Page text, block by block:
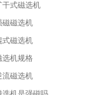
干式磁选机
磁磁选机
式磁选机
选机规格
流磁选机